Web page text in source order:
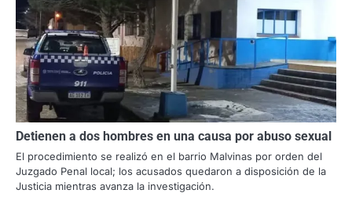
Detienen a dos hombres en una causa por abuso sexual
El procedimiento se realizó en el barrio Malvinas por orden del
Juzgado Penal local; los acusados quedaron a disposición de la
Justicia mientras avanza la investigación.